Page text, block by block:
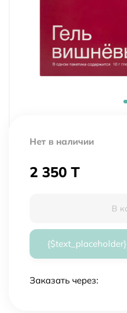
Нет в наличии
2 350 T
В
{$text_placeholder}
Заказать через: